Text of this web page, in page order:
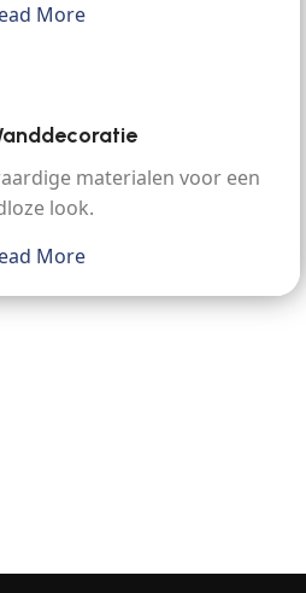
More
materialen voor een
look.
More